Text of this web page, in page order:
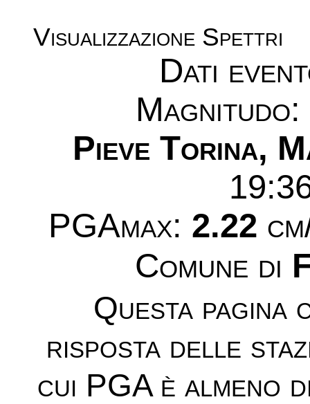
Visualizzazione Spettri
Dati
Magnitudo:
Pieve Torina,
PGAmax: 2.22
Comune di
Questa
risposta delle
cui PGA è almeno